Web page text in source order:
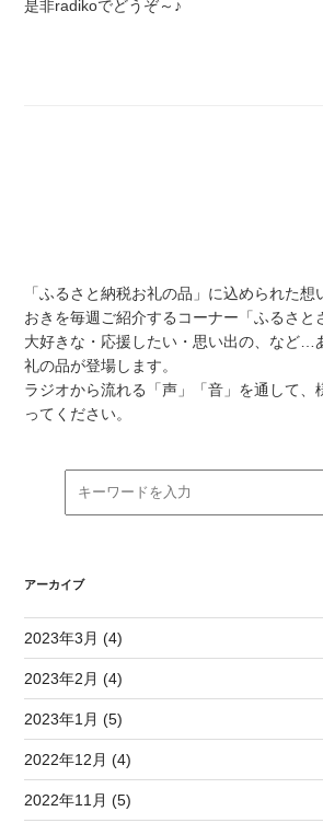
是非radikoでどうぞ～♪
「ふるさと納税お礼の品」に込められた
おきを毎週ご紹介するコーナー「ふるさと
大好きな・応援したい・思い出の、など…
礼の品が登場します。
ラジオから流れる「声」「音」を通して、
ってください。
アーカイブ
2023年3月 (4)
2023年2月 (4)
2023年1月 (5)
2022年12月 (4)
2022年11月 (5)